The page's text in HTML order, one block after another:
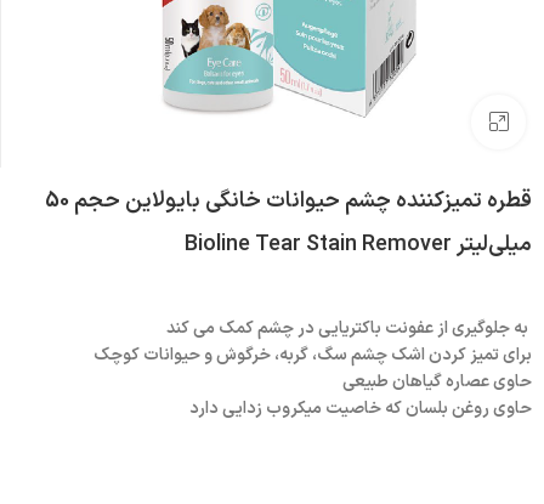
بزرگنمایی تصویر
قطره تمیزکننده چشم حیوانات خانگی بایولاین حجم 50
میلی‌لیتر Bioline Tear Stain Remover
به جلوگیری از عفونت باکتریایی در چشم کمک می کند
برای تمیز کردن اشک چشم سگ، گربه، خرگوش و حیوانات کوچک
حاوی عصاره گیاهان طبیعی
حاوی روغن بلسان که خاصیت میکروب زدایی دارد